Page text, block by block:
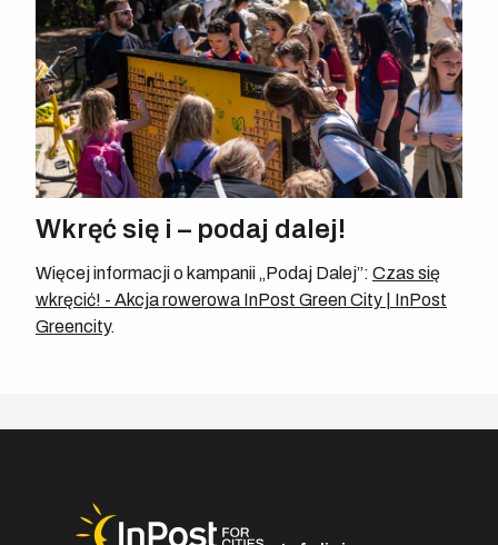
Wkręć się i – podaj dalej!
Więcej informacji o kampanii „Podaj Dalej”: Czas się
wkręcić! - Akcja rowerowa InPost Green City | InPost
Greencity.